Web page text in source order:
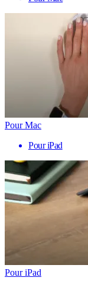
Pour Mac
Pour iPad
Pour iPad